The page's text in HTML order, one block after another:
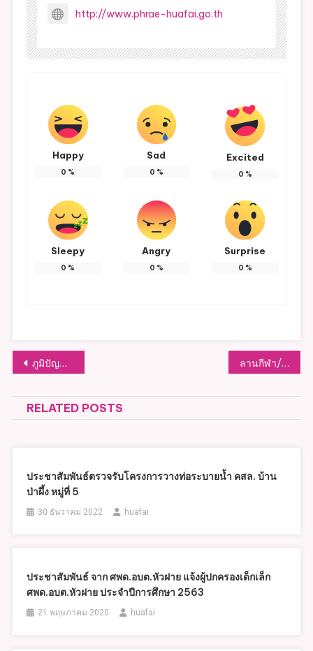
http://www.phrae-huafai.go.th
Happy
0 %
Sad
0 %
Excited
0 %
Sleepy
0 %
Angry
0 %
Surprise
0 %
แนะแนว
เรื่อง
ภูมิปัญญาท้องถิ่น ลานกีฬา/สนามกีฬา
RELATED POSTS
ประชาสัมพันธ์ตรวจรับโครงการวางท่อระบายน้ำ คสล. บ้าน
ป่าผึ้ง หมู่ที่ 5
30 ธันวาคม 2022 huafai
ประชาสัมพันธ์ จาก ศพด.อบต.หัวฝาย แจ้งผู้ปกครองเด็กเล็ก
ศพด.อบต.หัวฝาย ประจำปีการศึกษา 2563
21 พฤษภาคม 2020 huafai